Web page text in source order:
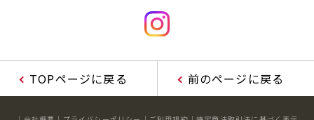
TOPページに戻る 前のページに戻る